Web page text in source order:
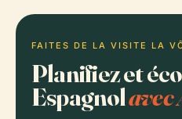
FAITES DE LA VISITE LA
Planifiez et
Espagnolavec